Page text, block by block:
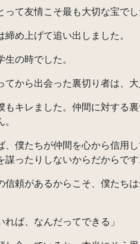
て友情こそ最も大切な宝でし
め上げて追い出しました。
の時でした。
から出会った裏切り者は、大
キレました。仲間に対する
僕たちが仲間を心から信用
謀ったりしないからだからです
頼があるからこそ、僕たち
ば、なんだってできる」